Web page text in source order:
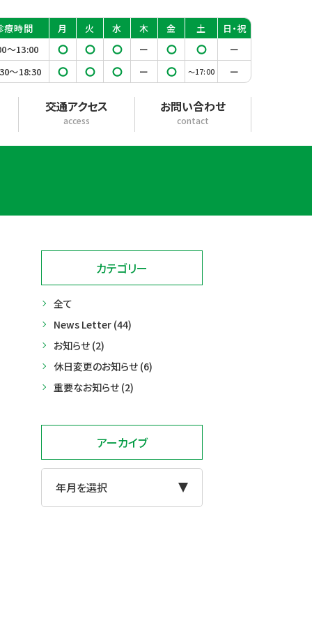
療時間 月 火 水 木 金 土
日・祝
〜13:00
◯ ◯ ◯ ー ◯ ◯
ー
〜18:30
◯ ◯ ◯ ー ◯ 〜17:00 ー
交通アクセス
access
お問い合わせ
contact
カテゴリー
全て
News Letter (44)
お知らせ (2)
休日変更のお知らせ (6)
重要なお知らせ (2)
アーカイブ